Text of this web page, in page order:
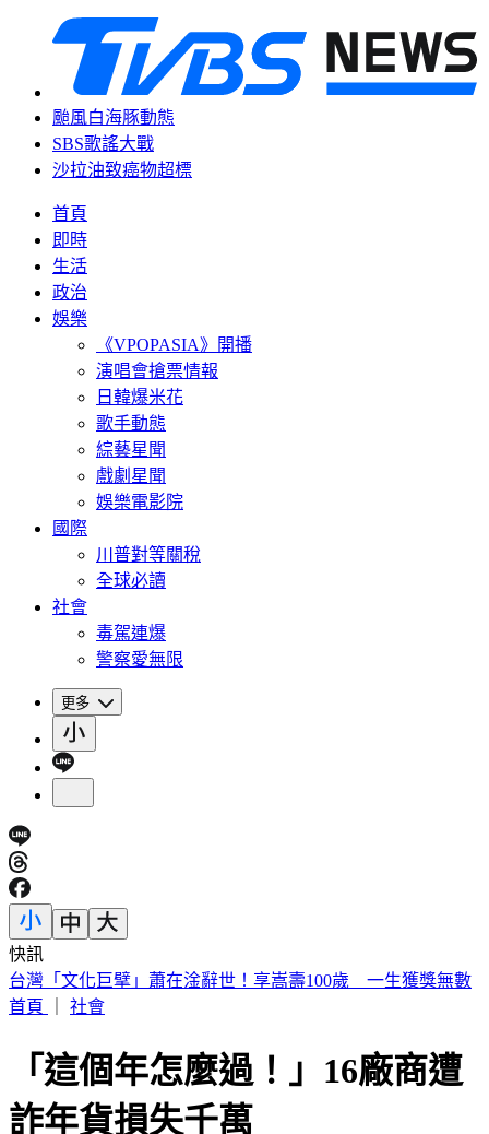
颱風白海豚動態
SBS歌謠大戰
沙拉油致癌物超標
首頁
即時
生活
政治
娛樂
《VPOPASIA》開播
演唱會搶票情報
日韓爆米花
歌手動態
綜藝星聞
戲劇星聞
娛樂電影院
國際
川普對等關稅
全球必讀
社會
毒駕連爆
警察愛無限
更多
快訊
鋼吉他國寶級音樂大師驚傳離世！湯米德塔莫享壽70歲
首頁
社會
「這個年怎麼過！」16廠商遭
詐年貨損失千萬